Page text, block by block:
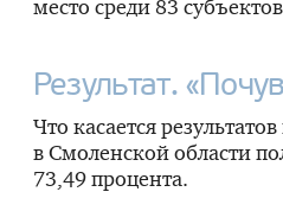
место среди 83
Результат.
Что касается
в Смоленской области
73,49 процента.